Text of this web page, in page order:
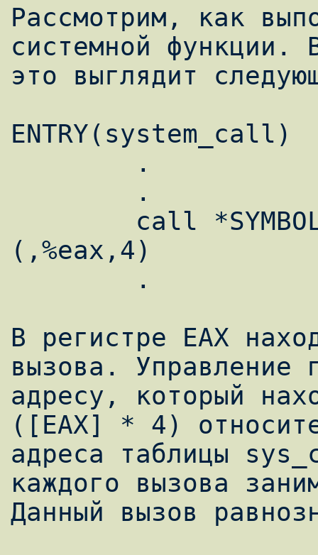
Рассмотрим, как
системной
это выглядит
ENTRY(system_call)
(,%eax,4)
В регистре EAX
вызова. Управление
адресу, который
([EAX] * 4)
адреса таблицы
каждого вызова
Данный вызов